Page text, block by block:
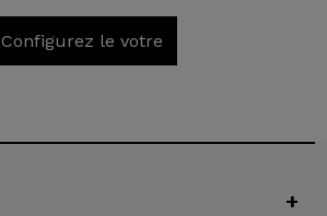
Configurez le votre
+